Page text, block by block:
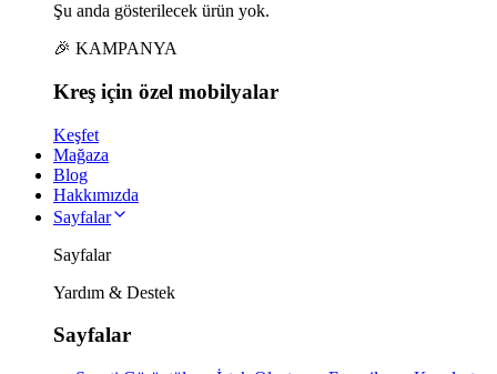
Şu anda gösterilecek ürün yok.
🎉 KAMPANYA
Kreş için özel mobilyalar
Keşfet
Mağaza
Blog
Hakkımızda
Sayfalar
Sayfalar
Yardım & Destek
Sayfalar